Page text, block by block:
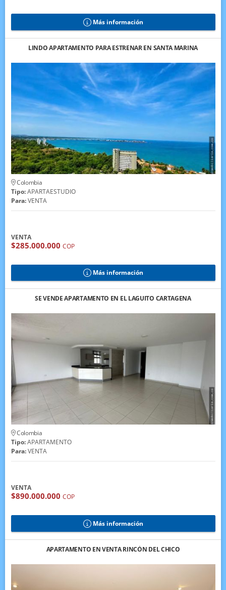
Más información
LINDO APARTAMENTO PARA ESTRENAR EN SANTA MARINA
Colombia
Tipo:APARTAESTUDIO
Para:VENTA
VENTA
$285.000.000 COP
Más información
SE VENDE APARTAMENTO EN EL LAGUITO CARTAGENA
Colombia
Tipo:APARTAMENTO
Para:VENTA
VENTA
$890.000.000 COP
Más información
APARTAMENTO EN VENTA RINCÓN DEL CHICO